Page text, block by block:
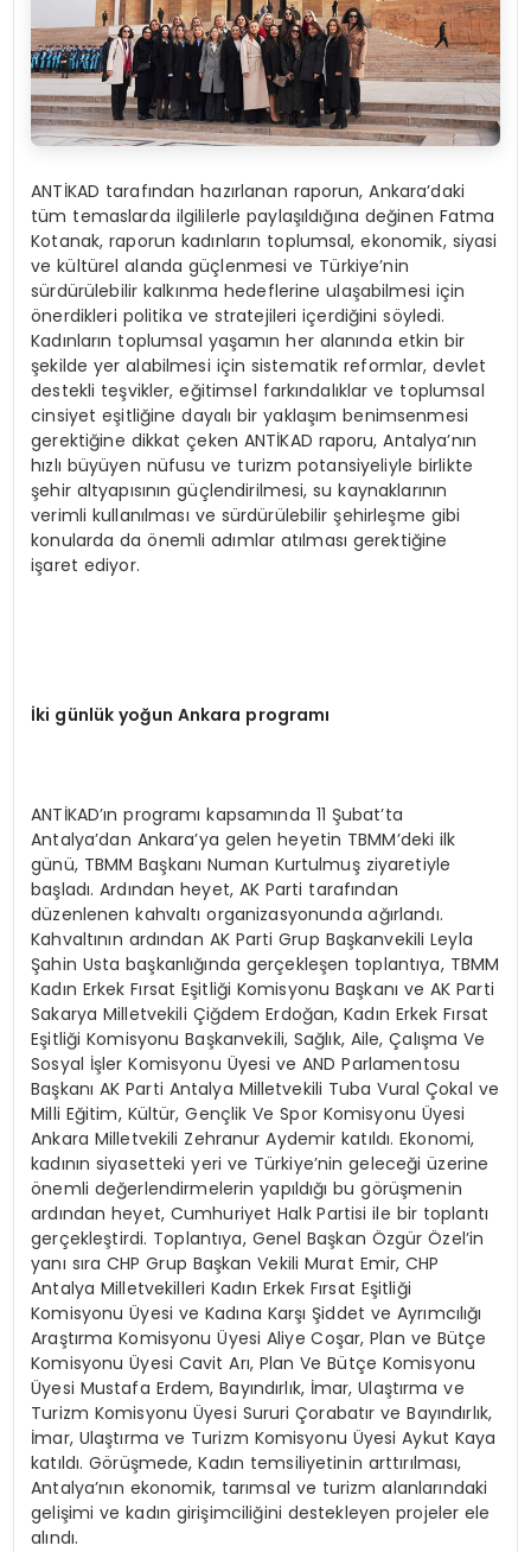
ANTİKAD tarafından hazırlanan raporun, Ankara’daki
tüm temaslarda ilgililerle paylaşıldığına değinen Fatma
Kotanak, raporun kadınların toplumsal, ekonomik, siyasi
ve kültürel alanda güçlenmesi ve Türkiye’nin
sürdürülebilir kalkınma hedeflerine ulaşabilmesi için
önerdikleri politika ve stratejileri içerdiğini söyledi.
Kadınların toplumsal yaşamın her alanında etkin bir
şekilde yer alabilmesi için sistematik reformlar, devlet
destekli teşvikler, eğitimsel farkındalıklar ve toplumsal
cinsiyet eşitliğine dayalı bir yaklaşım benimsenmesi
gerektiğine dikkat çeken ANTİKAD raporu, Antalya’nın
hızlı büyüyen nüfusu ve turizm potansiyeliyle birlikte
şehir altyapısının güçlendirilmesi, su kaynaklarının
verimli kullanılması ve sürdürülebilir şehirleşme gibi
konularda da önemli adımlar atılması gerektiğine
işaret ediyor.
İki günlük yoğun Ankara programı
ANTİKAD’ın programı kapsamında 11 Şubat’ta
Antalya’dan Ankara’ya gelen heyetin TBMM’deki ilk
günü, TBMM Başkanı Numan Kurtulmuş ziyaretiyle
başladı. Ardından heyet, AK Parti tarafından
düzenlenen kahvaltı organizasyonunda ağırlandı.
Kahvaltının ardından AK Parti Grup Başkanvekili Leyla
Şahin Usta başkanlığında gerçekleşen toplantıya, TBMM
Kadın Erkek Fırsat Eşitliği Komisyonu Başkanı ve AK Parti
Sakarya Milletvekili Çiğdem Erdoğan, Kadın Erkek Fırsat
Eşitliği Komisyonu Başkanvekili, Sağlık, Aile, Çalışma Ve
Sosyal İşler Komisyonu Üyesi ve AND Parlamentosu
Başkanı AK Parti Antalya Milletvekili Tuba Vural Çokal ve
Milli Eğitim, Kültür, Gençlik Ve Spor Komisyonu Üyesi
Ankara Milletvekili Zehranur Aydemir katıldı. Ekonomi,
kadının siyasetteki yeri ve Türkiye’nin geleceği üzerine
önemli değerlendirmelerin yapıldığı bu görüşmenin
ardından heyet, Cumhuriyet Halk Partisi ile bir toplantı
gerçekleştirdi. Toplantıya, Genel Başkan Özgür Özel’in
yanı sıra CHP Grup Başkan Vekili Murat Emir, CHP
Antalya Milletvekilleri Kadın Erkek Fırsat Eşitliği
Komisyonu Üyesi ve Kadına Karşı Şiddet ve Ayrımcılığı
Araştırma Komisyonu Üyesi Aliye Coşar, Plan ve Bütçe
Komisyonu Üyesi Cavit Arı, Plan Ve Bütçe Komisyonu
Üyesi Mustafa Erdem, Bayındırlık, İmar, Ulaştırma ve
Turizm Komisyonu Üyesi Sururi Çorabatır ve Bayındırlık,
İmar, Ulaştırma ve Turizm Komisyonu Üyesi Aykut Kaya
katıldı. Görüşmede, Kadın temsiliyetinin arttırılması,
Antalya’nın ekonomik, tarımsal ve turizm alanlarındaki
gelişimi ve kadın girişimciliğini destekleyen projeler ele
alındı.